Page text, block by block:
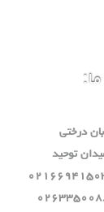
درختي
توحيد